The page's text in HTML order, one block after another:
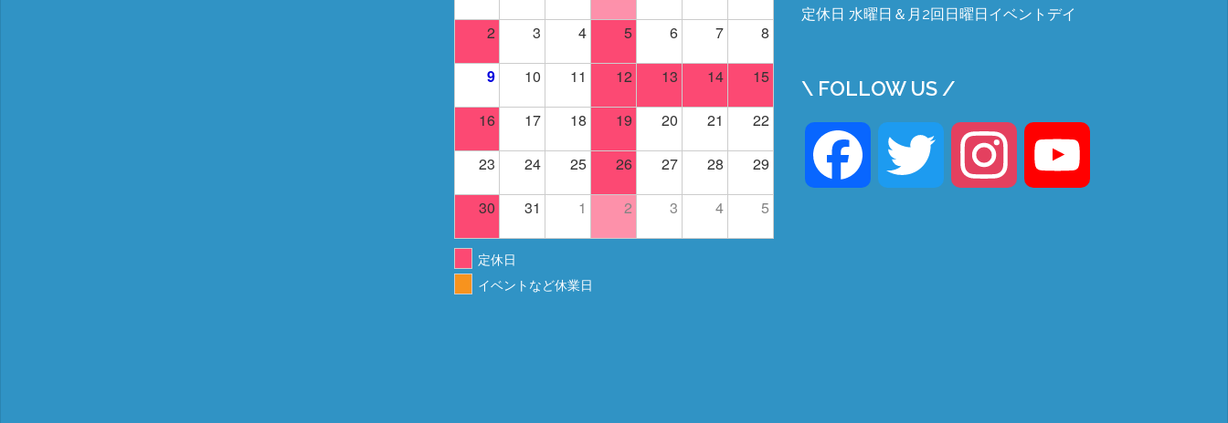
2 3 4 5 6 7 8
9 10 11 12 13 14 15
16 17 18 19 20 21 22
23 24 25 26 27 28 29
30 31 1 2 3 4 5
定休日
イベントなど休業日
定休日 水曜日＆月2回日曜日イベントデイ
\ FOLLOW US /
Facebook Twitter Instagram